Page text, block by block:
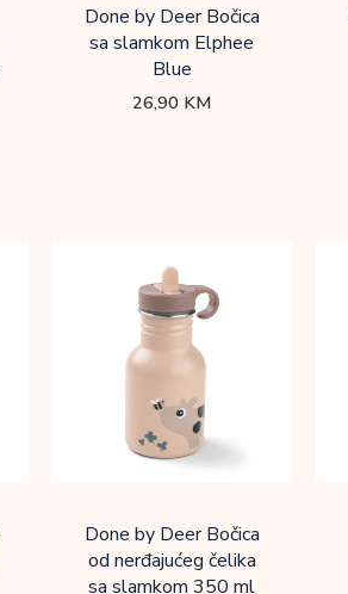
Done by Deer Bočica
sa slamkom Elphee
Blue
26,90 KM
Done by Deer Bočica
od nerđajućeg čelika
sa slamkom 350 ml